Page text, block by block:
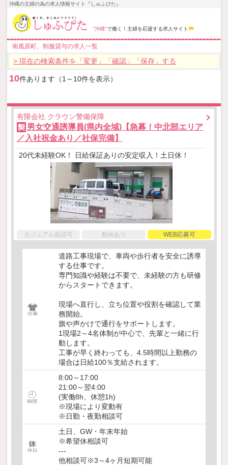
沖縄の主婦の為の求人情報サイト『しゅふぴた』
"沖縄"で働く！主婦を応援する求人サイト
南風原町、制服貸与の求人一覧
> 現在の検索条件を「変更」「確認」「保存」する
10件あります（1～10件を表示）
有限会社 クラウン警備保障
契 男女交通誘導員(県内全域)【急募！中北部エリア
／入社祝金あり／社保完備】
20代未経験OK！ 日給保証ありの安定収入！土日休！
カジュアル面談可 動画あり WEB応募可
道路工事現場で、車両や歩行者を安全に誘導
する仕事です。
専門知識や経験は不要で、未経験の方も研修
からスタートできます。
現場へ直行し、立ち位置や役割を確認して業
務開始。
旗や声かけで通行をサポートします。
1現場2～4名体制が中心で、先輩と一緒に行
動します。
工事が早く終わっても、4.5時間以上勤務の
場合は日給100％支給されます。
8:00～17:00
21:00～翌4:00
(実働8h、休憩1h)
※現場により変動有
※日勤・夜勤相談可
土日、GW・年末年始
※希望休相談可
---
他相談可※3～4ヶ月短期可能